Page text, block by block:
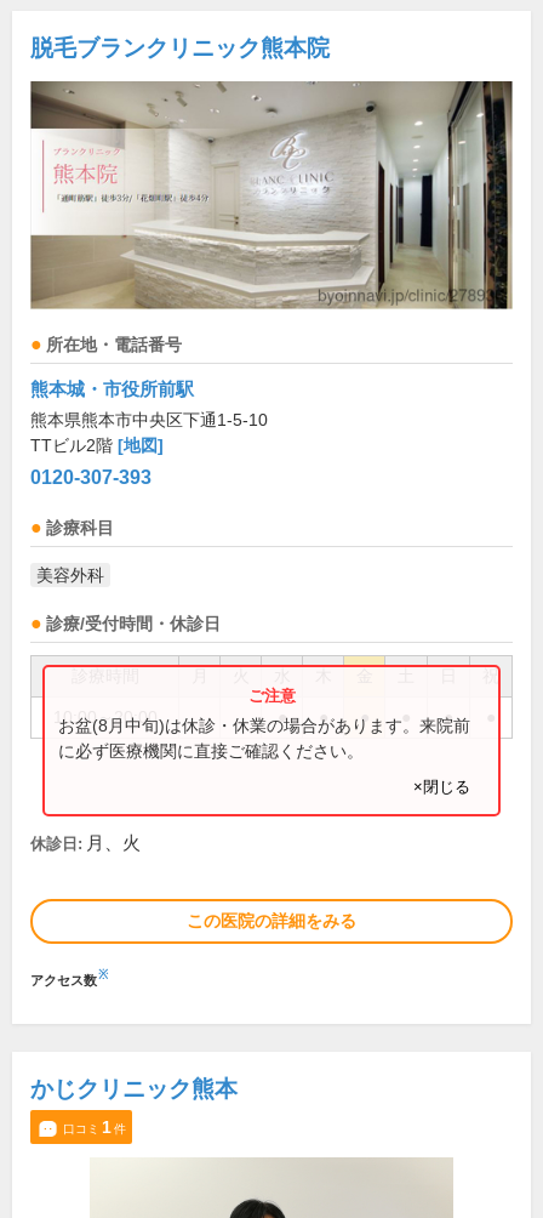
脱毛ブランクリニック熊本院
所在地・電話番号
熊本城・市役所前駅
熊本県熊本市中央区下通1-5-10
TTビル2階 [地図]
0120-307-393
診療科目
美容外科
診療/受付時間・休診日
祝
10:00～20:00 ● ● ● ●
お盆(8月中旬)は休診・休業の場合があります。来院前
に必ず医療機関に直接ご確認ください。
×閉じる
休診日: 月、火
この医院の詳細をみる
アクセス数※
かじクリニック熊本
口コミ 1件